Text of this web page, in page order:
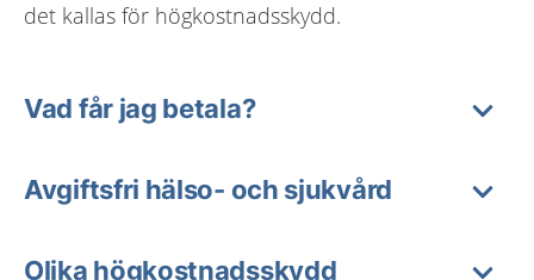
det kallas för högkostnadsskydd.
Vad får jag betala?
Avgiftsfri hälso- och sjukvård
Olika högkostnadsskydd